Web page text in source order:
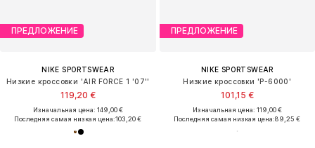
ПРЕДЛОЖЕНИЕ
NIKE SPORTSWEAR
Низкие кроссовки 'AIR FORCE 1 '07''
119,20 €
Изначальная цена: 149,00 €
Последняя самая низкая цена:103,20 €
ПРЕДЛОЖЕНИЕ
NIKE SPORTSWEAR
Низкие кроссовки 'P-6000'
101,15 €
Изначальная цена: 119,00 €
Последняя самая низкая цена:89,25 €